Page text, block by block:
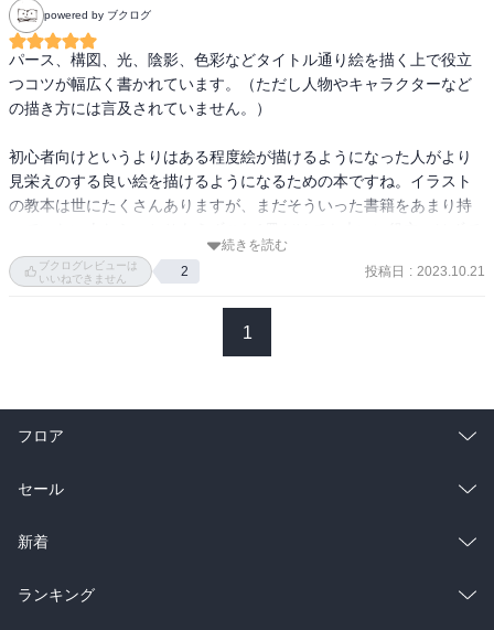
powered by ブクログ
パース、構図、光、陰影、色彩などタイトル通り絵を描く上で役立
つコツが幅広く書かれています。（ただし人物やキャラクターなど
の描き方には言及されていません。）
初心者向けというよりはある程度絵が描けるようになった人がより
見栄えのする良い絵を描けるようになるための本ですね。イラスト
の教本は世にたくさんありますが、まだそういった書籍をあまり持
す。
続きを読む
ブクログレビューは
いいねできません
2 投稿日 : 2023.10.21
1
フロア
総合
ラノベ
雑誌・グラビア
セール
総合
ラノベ
新着
総合
ランキング